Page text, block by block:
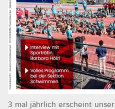
3 mal jährlich erscheint unser